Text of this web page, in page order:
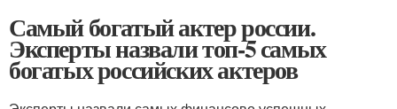
Самый богатый актер россии.
Эксперты назвали топ-5 самых
богатых российских актеров